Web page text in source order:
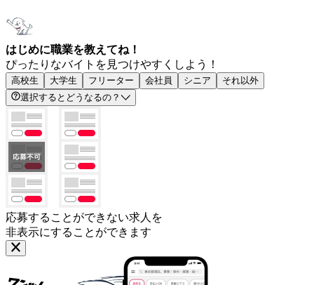
はじめに職業を教えてね！
ぴったりなバイトを見つけやすくしよう！
高校生 大学生 フリーター 会社員 シニア
それ以外
選択するとどうなるの？
応募することができない求人を
非表示にすることができます